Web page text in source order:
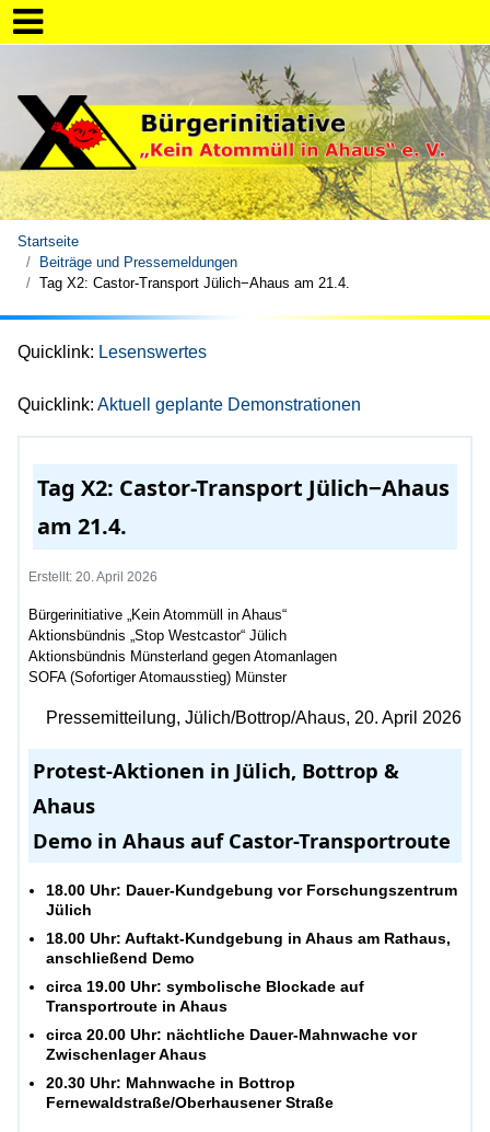
Startseite
Beiträge und Pressemeldungen
Tag X2: Castor-Transport Jülich−Ahaus am 21.4.
Quicklink: Lesenswertes
Quicklink: Aktuell geplante Demonstrationen
Tag X2: Castor-Transport Jülich−Ahaus
am 21.4.
Erstellt: 20. April 2026
Bürgerinitiative „Kein Atommüll in Ahaus“
Aktionsbündnis „Stop Westcastor“ Jülich
Aktionsbündnis Münsterland gegen Atomanlagen
SOFA (Sofortiger Atomausstieg) Münster
Pressemitteilung, Jülich/Bottrop/Ahaus, 20. April 2026
Protest-Aktionen in Jülich, Bottrop &
Ahaus
Demo in Ahaus auf Castor-Transportroute
18.00 Uhr: Dauer-Kundgebung vor Forschungszentrum
Jülich
18.00 Uhr: Auftakt-Kundgebung in Ahaus am Rathaus,
anschließend Demo
circa 19.00 Uhr: symbolische Blockade auf
Transportroute in Ahaus
circa 20.00 Uhr: nächtliche Dauer-Mahnwache vor
Zwischenlager Ahaus
20.30 Uhr: Mahnwache in Bottrop
Fernewaldstraße/Oberhausener Straße